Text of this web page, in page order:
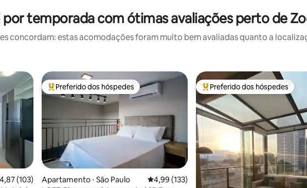
temporada com ótimas avaliações perto de
concordam: estas acomodações foram muito bem avaliadas quanto a
de uma avaliação média de 5, 103 avaliações
4,87 (103)
Entre os melhores preferidos dos hóspedes
Preferido dos hóspedes
Apartamento ⋅ São Paulo 4,99 de uma avaliação média de 5, 133
4,99 (133)
Entre os melhores preferidos
Preferido dos hóspedes